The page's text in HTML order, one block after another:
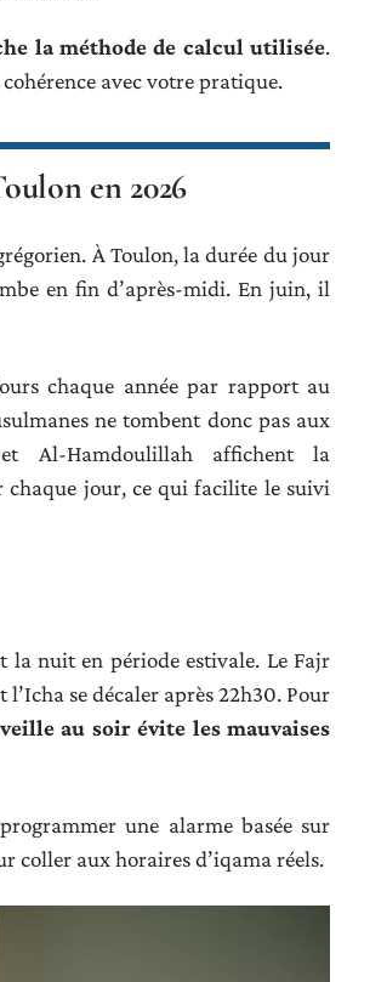
la méthode de calcul utilisée.
avec votre pratique.
en 2026
À Toulon, la durée du jour
en fin d’après-midi. En juin, il
chaque année par rapport au
ne tombent donc pas aux
Al-Hamdoulillah affichent la
chaque jour, ce qui facilite le suivi
la nuit en période estivale. Le Fajr
se décaler après 22h30. Pour
au soir évite les mauvaises
une alarme basée sur
coller aux horaires d’iqama réels.